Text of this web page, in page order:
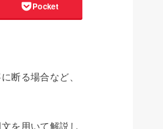
Pocket
断る場合など、
を用いて解説し